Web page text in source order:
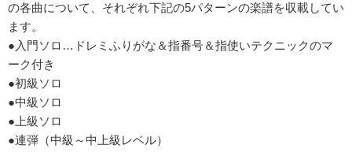
の各曲について、それぞれ下記の5パターンの楽譜を収載してい
ます。
●入門ソロ…ドレミふりがな＆指番号＆指使いテクニックのマ
ーク付き
●初級ソロ
●中級ソロ
●上級ソロ
●連弾（中級～中上級レベル）